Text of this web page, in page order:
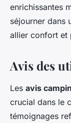
enrichissantes
séjourner dans
allier confort et
Avis des
Les avis
crucial dans le
témoignages